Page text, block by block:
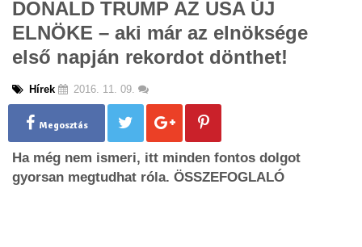
DONALD TRUMP AZ USA ÚJ
ELNÖKE – aki már az elnöksége
első napján rekordot dönthet!
Hírek 2016. 11. 09.
Megosztás
Ha még nem ismeri, itt minden fontos dolgot
gyorsan megtudhat róla. ÖSSZEFOGLALÓ